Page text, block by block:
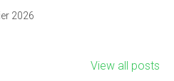
2026
View all posts